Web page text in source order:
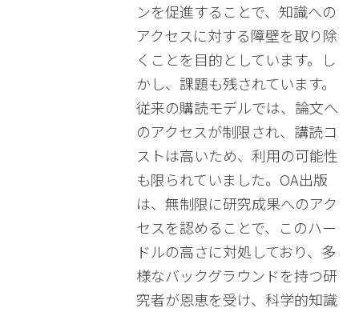
ンを促進することで、知識への
アクセスに対する障壁を取り除
くことを目的としています。し
かし、課題も残されています。
従来の購読モデルでは、論文へ
のアクセスが制限され、講読コ
ストは高いため、利用の可能性
も限られていました。OA出版
は、無制限に研究成果へのアク
セスを認めることで、このハー
ドルの高さに対処しており、多
様なバックグラウンドを持つ研
究者が恩恵を受け、科学的知識